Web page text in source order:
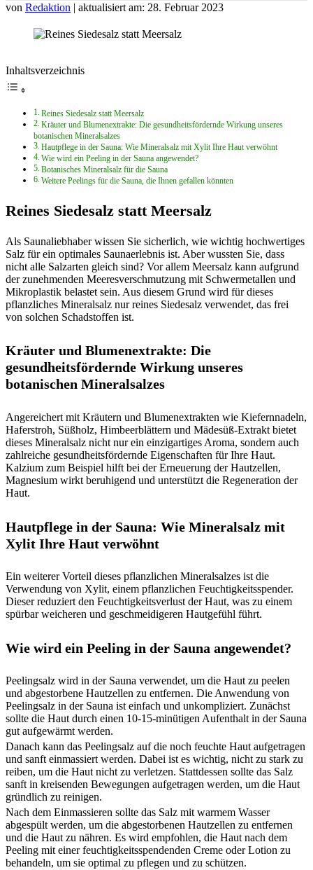
von Redaktion | aktualisiert am: 28. Februar 2023
Inhaltsverzeichnis
Reines Siedesalz statt Meersalz
Kräuter und Blumenextrakte: Die gesundheitsfördernde Wirkung unseres
botanischen Mineralsalzes
Hautpflege in der Sauna: Wie Mineralsalz mit Xylit Ihre Haut verwöhnt
Wie wird ein Peeling in der Sauna angewendet?
Botanisches Mineralsalz für die Sauna
Weitere Peelings für die Sauna, die Ihnen gefallen könnten
Reines Siedesalz statt Meersalz
Als Saunaliebhaber wissen Sie sicherlich, wie wichtig hochwertiges
Salz für ein optimales Saunaerlebnis ist. Aber wussten Sie, dass
nicht alle Salzarten gleich sind? Vor allem Meersalz kann aufgrund
der zunehmenden Meeresverschmutzung mit Schwermetallen und
Mikroplastik belastet sein. Aus diesem Grund wird für dieses
pflanzliches Mineralsalz nur reines Siedesalz verwendet, das frei
von solchen Schadstoffen ist.
Kräuter und Blumenextrakte: Die
gesundheitsfördernde Wirkung unseres
botanischen Mineralsalzes
Angereichert mit Kräutern und Blumenextrakten wie Kiefernnadeln,
Haferstroh, Süßholz, Himbeerblättern und Mädesüß-Extrakt bietet
dieses Mineralsalz nicht nur ein einzigartiges Aroma, sondern auch
zahlreiche gesundheitsfördernde Eigenschaften für Ihre Haut.
Kalzium zum Beispiel hilft bei der Erneuerung der Hautzellen,
Magnesium wirkt beruhigend und unterstützt die Regeneration der
Haut.
Hautpflege in der Sauna: Wie Mineralsalz mit
Xylit Ihre Haut verwöhnt
Ein weiterer Vorteil dieses pflanzlichen Mineralsalzes ist die
Verwendung von Xylit, einem pflanzlichen Feuchtigkeitsspender.
Dieser reduziert den Feuchtigkeitsverlust der Haut, was zu einem
spürbar weicheren und geschmeidigeren Hautgefühl führt.
Wie wird ein Peeling in der Sauna angewendet?
Peelingsalz wird in der Sauna verwendet, um die Haut zu peelen
und abgestorbene Hautzellen zu entfernen. Die Anwendung von
Peelingsalz in der Sauna ist einfach und unkompliziert. Zunächst
sollte die Haut durch einen 10-15-minütigen Aufenthalt in der Sauna
gut aufgewärmt werden.
Danach kann das Peelingsalz auf die noch feuchte Haut aufgetragen
und sanft einmassiert werden. Dabei ist es wichtig, nicht zu stark zu
reiben, um die Haut nicht zu verletzen. Stattdessen sollte das Salz
sanft in kreisenden Bewegungen aufgetragen werden, um die Haut
gründlich zu reinigen.
Nach dem Einmassieren sollte das Salz mit warmem Wasser
abgespült werden, um die abgestorbenen Hautzellen zu entfernen
und die Haut zu nähren. Es wird empfohlen, die Haut nach dem
Peeling mit einer feuchtigkeitsspendenden Creme oder Lotion zu
behandeln, um sie optimal zu pflegen und zu schützen.